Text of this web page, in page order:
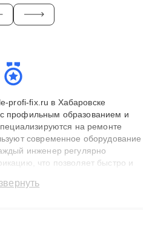
profi-fix.ru в Хабаровске
профильным образованием и
на ремонте
современное оборудование
инженер регулярно
что позволяет быстро и
Наши мастера решают